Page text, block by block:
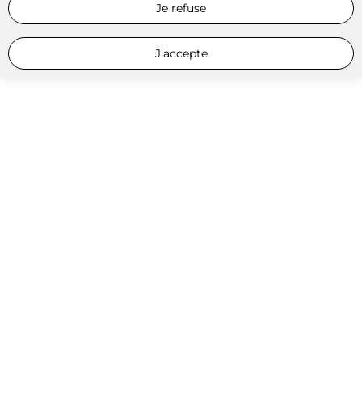
Je refuse
J'accepte